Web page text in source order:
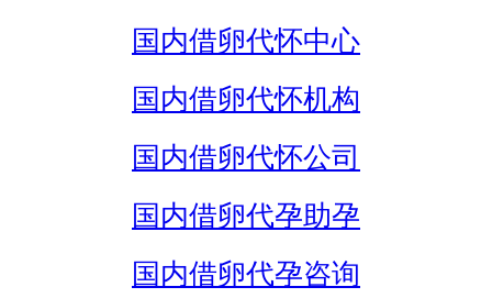
国内借卵代怀中心
国内借卵代怀机构
国内借卵代怀公司
国内借卵代孕助孕
国内借卵代孕咨询